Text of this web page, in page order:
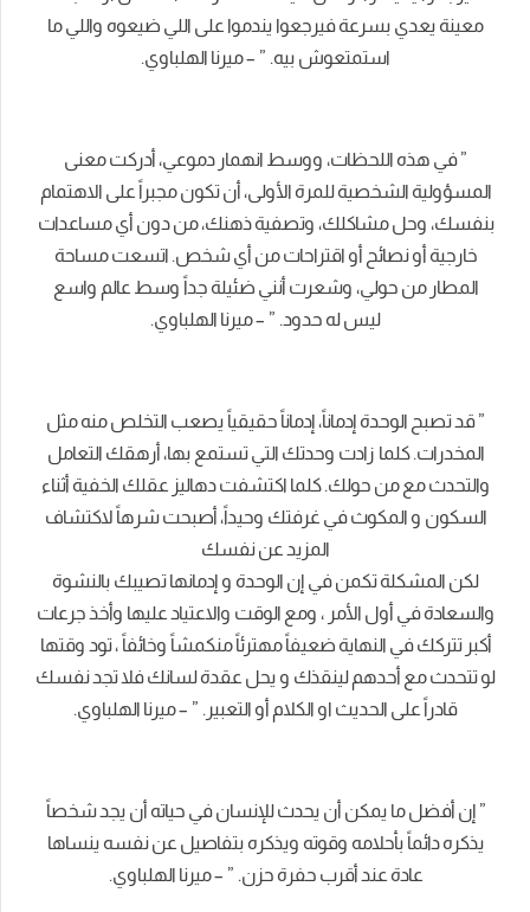
معينة يعدي بسرعة فيرجعوا يندموا على اللي ضيعوه واللي ما
استمتعوش بيه. ” – ميرنا الهلباوي.
” في هذه اللحظات، ووسط انهمار دموعي، أدركت معنى
المسؤولية الشخصية للمرة الأولى، أن تكون مجبراً على الاهتمام
بنفسك، وحل مشاكلك، وتصفية ذهنك، من دون أي مساعدات
خارجية أو نصائح أو اقتراحات من أي شخص. اتسعت مساحة
المطار من حولي، وشعرت أنني ضئيلة جداً وسط عالم واسع
ليس له حدود. ” – ميرنا الهلباوي.
” قد تصبح الوحدة إدماناً، إدماناً حقيقياً يصعب التخلص منه مثل
المخدرات. كلما زادت وحدتك التي تستمع بها، أرهقك التعامل
والتحدث مع من حولك. كلما اكتشفت دهاليز عقلك الخفية أثناء
السكون و المكوث في غرفتك وحيداً، أصبحت شرهاً لاكتشاف
المزيد عن نفسك
لكن المشكلة تكمن في إن الوحدة و إدمانها تصيبك بالنشوة
والسعادة في أول الأمر ، ومع الوقت والاعتياد عليها وأخذ جرعات
أكبر تتركك في النهاية ضعيفاً مهترئاً منكمشاً وخائفاً ، تود وقتها
لو تتحدث مع أحدهم لينقذك و يحل عقدة لسانك فلا تجد نفسك
قادراً على الحديث او الكلام أو التعبير. ” – ميرنا الهلباوي.
” إن أفضل ما يمكن أن يحدث للإنسان في حياته أن يجد شخصاً
يذكره دائماً بأحلامه وقوته ويذكره بتفاصيل عن نفسه ينساها
عادة عند أقرب حفرة حزن. ” – ميرنا الهلباوي.